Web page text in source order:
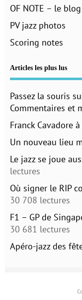
OF NOTE – le
PV jazz photos
Scoring notes
Articles les plus lus
Passez la souris
Commentaires et
Franck Cavadore
Un nouveau lieu
Le jazz se joue
lectures
Où signer le RIP
30 708 lectures
F1 – GP de
30 681 lectures
Apéro-jazz des